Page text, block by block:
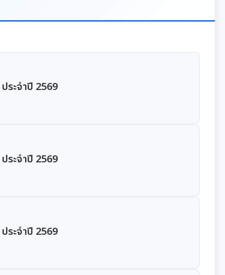
ระจำปี 2569
ระจำปี 2569
ระจำปี 2569